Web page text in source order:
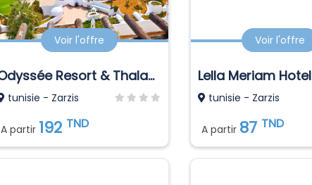
Voir l'offre
Odyssée Resort & Thalasso
tunisie - Zarzis
A partir 192 TND
Voir l'offre
Lella Meriam Hotel
tunisie - Zarzis
A partir 87 TND